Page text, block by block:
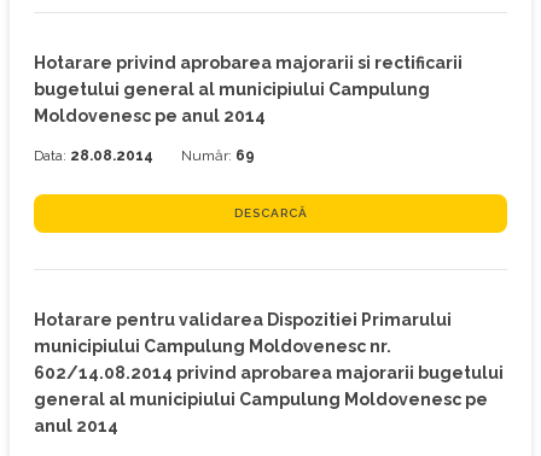
Hotarare privind aprobarea majorarii si rectificarii
bugetului general al municipiului Campulung
Moldovenesc pe anul 2014
Data: 28.08.2014 Număr: 69
DESCARCĂ
Hotarare pentru validarea Dispozitiei Primarului
municipiului Campulung Moldovenesc nr.
602/14.08.2014 privind aprobarea majorarii bugetului
general al municipiului Campulung Moldovenesc pe
anul 2014